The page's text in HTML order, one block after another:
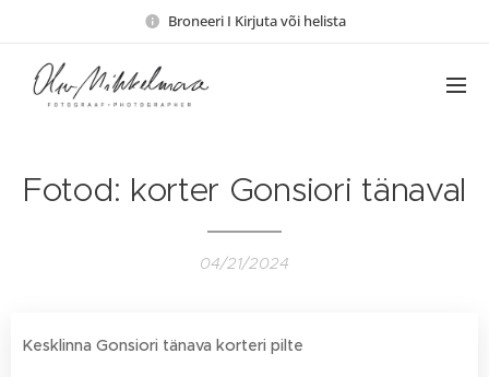
Broneeri I Kirjuta või helista
Fotod: korter Gonsiori tänaval
04/21/2024
Kesklinna Gonsiori tänava korteri pilte